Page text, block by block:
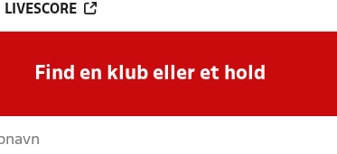
LIVESCORE
Find en klub eller et hold